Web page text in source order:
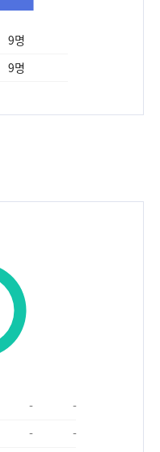
9명
9명
-
-
-
-